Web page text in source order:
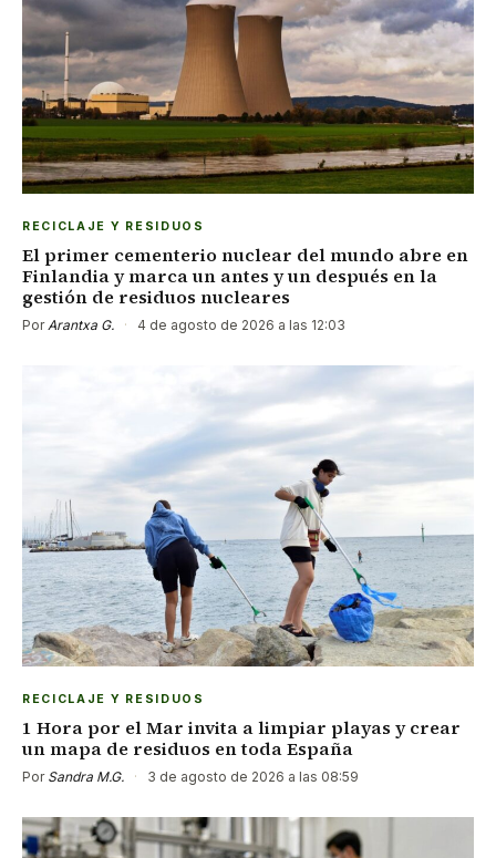
RECICLAJE Y RESIDUOS
El primer cementerio nuclear del mundo abre en
Finlandia y marca un antes y un después en la
gestión de residuos nucleares
Por Arantxa G. · 4 de agosto de 2026 a las 12:03
RECICLAJE Y RESIDUOS
1 Hora por el Mar invita a limpiar playas y crear
un mapa de residuos en toda España
Por Sandra M.G. · 3 de agosto de 2026 a las 08:59